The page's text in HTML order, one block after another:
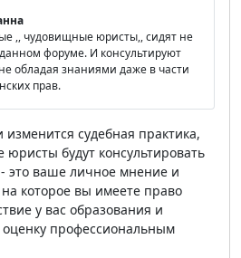
,, чудовищные юристы,, сидят не
форуме. И консультируют
обладая знаниями даже в части
прав.
изменится судебная практика,
будут консультировать
это ваше личное мнение и
которое вы имеете право
у вас образования и
профессиональным